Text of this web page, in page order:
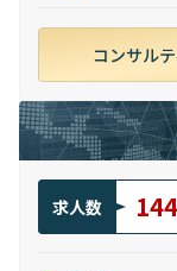
コンサル
求人数